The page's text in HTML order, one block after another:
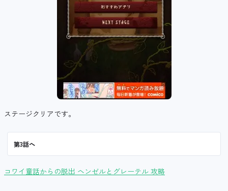
ステージクリアです。
第3話へ
コワイ童話からの脱出 ヘンゼルとグレーテル 攻略